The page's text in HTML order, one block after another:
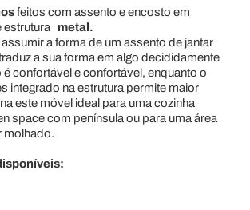
feitos com assento e encosto em
estrutura
metal.
a forma de um assento de jantar
a sua forma em algo decididamente
é confortável e confortável, enquanto o
integrado na estrutura permite maior
este móvel ideal para uma cozinha
space com península ou para uma área
molhado.